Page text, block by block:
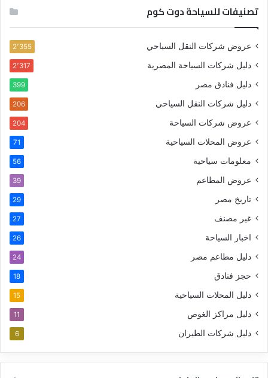
تصنيفات للسياحة دوت كوم
عروض شركات النقل السياحي 2٬355
دليل شركات السياحة المصرية 2٬317
دليل فنادق مصر 399
دليل شركات النقل السياحي 206
عروض شركات السياحة 204
عروض المحلات السياحية 71
معلومات سياحية 56
عروض المطاعم 39
تاريخ مصر 29
غير مصنف 27
اخبار السياحة 26
دليل مطاعم مصر 24
حجز فنادق 18
دليل المحلات السياحية 15
دليل مراكز الغوص 11
دليل شركات الطيران 6